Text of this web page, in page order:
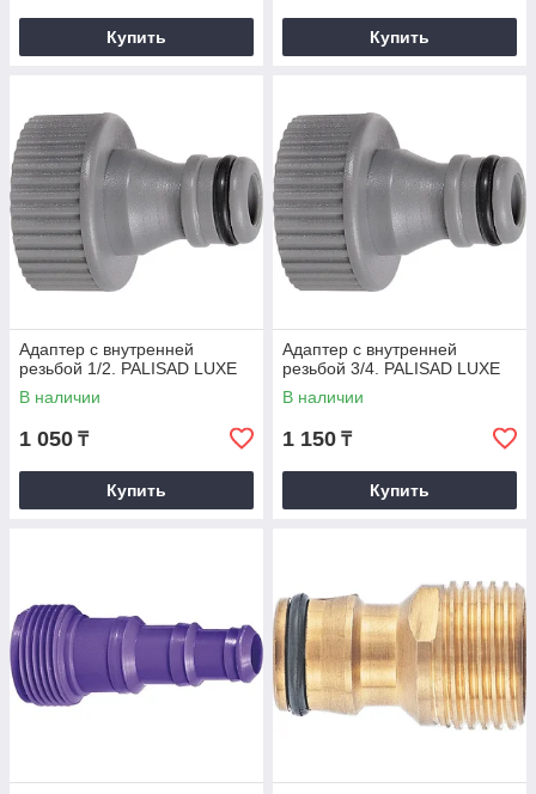
Купить Купить
Адаптер с внутренней
резьбой 1/2. PALISAD LUXE
В наличии
1 050 ₸
Купить
Адаптер с внутренней
резьбой 3/4. PALISAD LUXE
В наличии
1 150 ₸
Купить